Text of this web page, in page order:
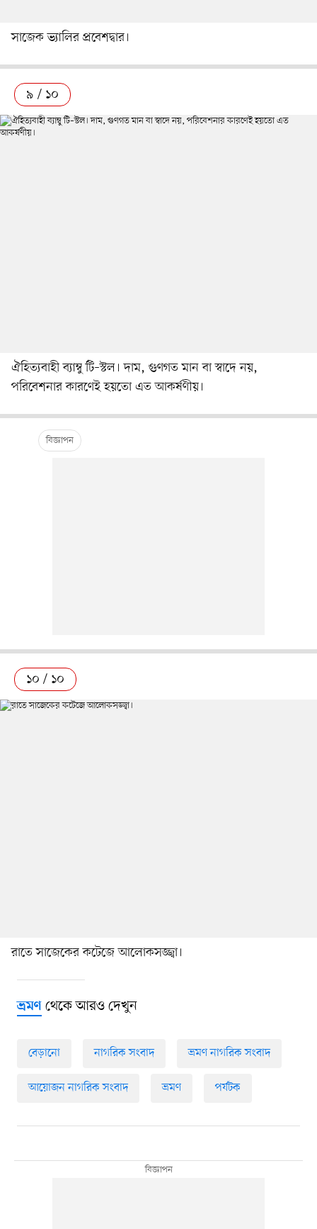
সাজেক ভ্যালির প্রবেশদ্বার।
৯ / ১০
ঐহিত্যবাহী ব্যাম্বু টি–স্টল। দাম, গুণগত মান বা স্বাদে নয়,
পরিবেশনার কারণেই হয়তো এত আকর্ষণীয়।
১০ / ১০
রাতে সাজেকের কটেজে আলোকসজ্জ্বা।
ভ্রমণথেকে আরও দেখুন
বেড়ানো নাগরিক সংবাদ ভ্রমণ নাগরিক সংবাদ
আয়োজন নাগরিক সংবাদ ভ্রমণ পর্যটক